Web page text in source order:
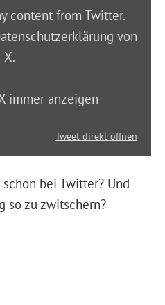
content from Twitter.
von
X.
immer anzeigen
Tweet direkt öffnen
bei Twitter? Und
so zu zwitschern?